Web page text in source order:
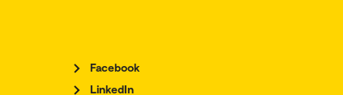
Facebook
LinkedIn